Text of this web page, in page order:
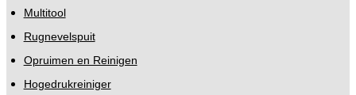
Multitool
Rugnevelspuit
Opruimen en Reinigen
Hogedrukreiniger